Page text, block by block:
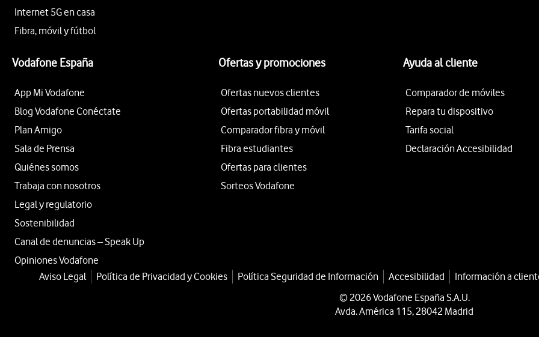
Internet 5G en casa
Fibra, móvil y fútbol
Vodafone España
App Mi Vodafone
Blog Vodafone Conéctate
Plan Amigo
Sala de Prensa
Quiénes somos
Trabaja con nosotros
Legal y regulatorio
Sostenibilidad
Canal de denuncias – Speak Up
Opiniones Vodafone
Ofertas y promociones
Ofertas nuevos clientes
Ofertas portabilidad móvil
Comparador fibra y móvil
Fibra estudiantes
Ofertas para clientes
Sorteos Vodafone
Ayuda al cliente
Comparador de móviles
Repara tu dispositivo
Tarifa social
Declaración Accesibilidad
Aviso Legal Política de Privacidad y Cookies Política Seguridad de Información Accesibilidad Información a
© 2026 Vodafone España S.A.U.
Avda. América 115, 28042 Madrid